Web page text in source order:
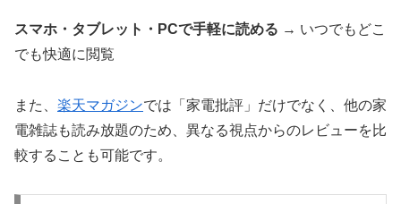
スマホ・タブレット・PCで手軽に読める → いつでもどこ
でも快適に閲覧
また、 楽天マガジンでは「家電批評」だけでなく、他の家
電雑誌も読み放題のため、異なる視点からのレビューを比
較することも可能です。